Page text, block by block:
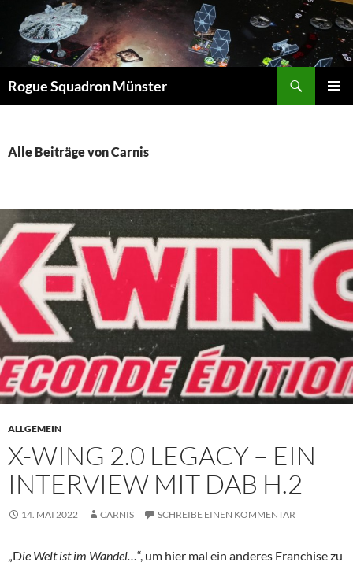
Rogue Squadron Münster
Alle Beiträge von Carnis
ALLGEMEIN
X-WING 2.0 LEGACY – EIN
INTERVIEW MIT DAB H.2
14. MAI 2022 CARNIS SCHREIBE EINEN KOMMENTAR
„Die Welt ist im Wandel…“, um hier mal ein anderes Franchise zu